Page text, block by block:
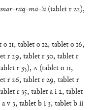
mar-raq-ma-ʾa (tabletr22),
o 11,tableto 12,tableto 16,
r29,tabletr30,tabletr
r35),A (tableto 11,
r26,tabletr29,tabletr
r35,tabletai2,tablet
av3,tabletbi3,tabletbii